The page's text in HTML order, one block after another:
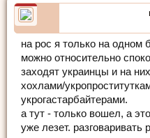
на рос я только на одном
можно относительно
заходят украинцы и на
хохлами/
укрогастарбайтерами.
а тут - только вошел, а
уже лезет. разговаривать